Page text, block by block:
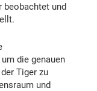
beobachtet und
die genauen
Tiger zu
und